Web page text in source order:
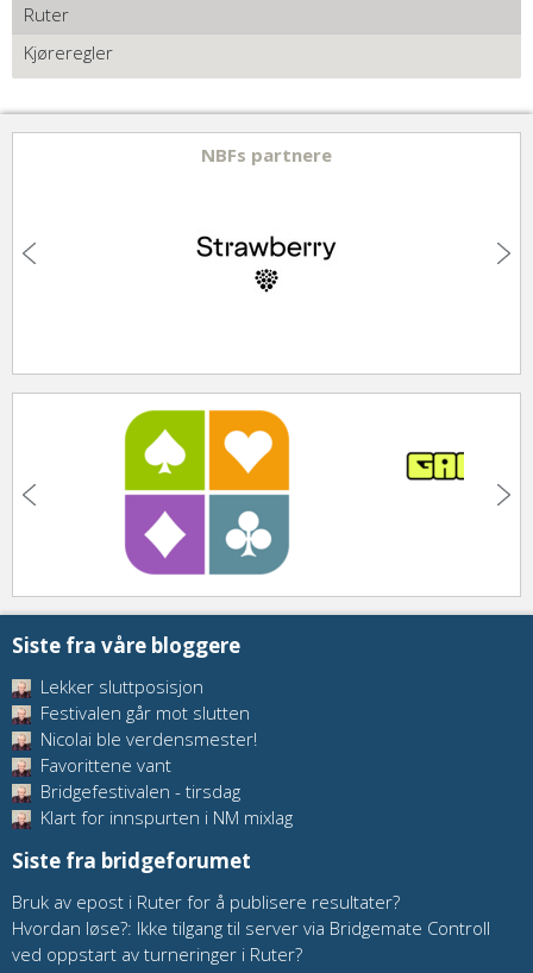
Ruter
Kjøreregler
NBFs partnere
Siste fra våre bloggere
Lekker sluttposisjon
Festivalen går mot slutten
Nicolai ble verdensmester!
Favorittene vant
Bridgefestivalen - tirsdag
Klart for innspurten i NM mixlag
Siste fra bridgeforumet
Bruk av epost i Ruter for å publisere resultater?
Hvordan løse?: Ikke tilgang til server via Bridgemate Controll
ved oppstart av turneringer i Ruter?